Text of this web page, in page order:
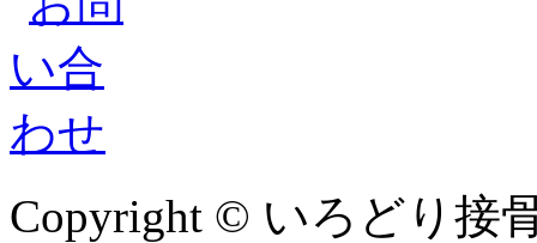
Copyright © いろどり接